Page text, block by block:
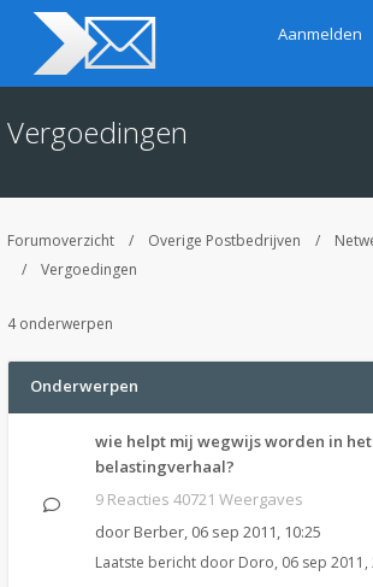
Aanmelden
Vergoedingen
Forumoverzicht Overige Postbedrijven
Vergoedingen
4 onderwerpen
Onderwerpen
wie helpt mij wegwijs worden in het
belastingverhaal?
9 Reacties 40721 Weergaves
door Berber, 06 sep 2011, 10:25
Laatste bericht door Doro, 06 sep 2011,